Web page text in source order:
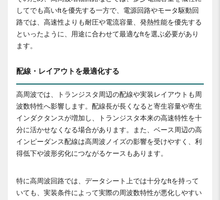
してでも高いftを優先する一方で、電源回路やモータ駆動回
路では、高速性よりも耐圧や電流容量、発熱性能を優先する
といったように、用途に合わせて最適なftを選ぶ必要があり
ます。
配線・レイアウトを最適化する
高周波では、トランジスタ周辺の配線や実装レイアウトも周
波数特性へ影響します。配線長が長くなると寄生容量や寄生
インダクタンスが増加し、トランジスタ本来の高速特性を十
分に活かせなくなる場合があります。また、ベース周辺の高
インピーダンス配線は高周波ノイズの影響を受けやすく、利
得低下や波形劣化につながるケースもあります。
特に高周波回路では、データシート上では十分なftを持って
いても、実装条件によって実際の周波数特性が悪化しやすい